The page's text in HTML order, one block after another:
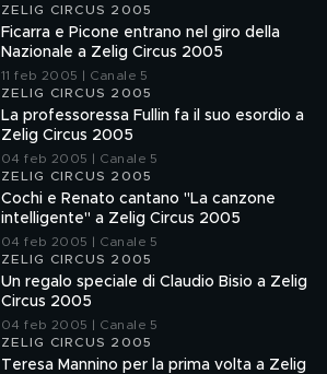
ZELIG CIRCUS 2005
Ficarra e Picone entrano nel giro della
Nazionale a Zelig Circus 2005
11 feb 2005 | Canale 5
ZELIG CIRCUS 2005
La professoressa Fullin fa il suo esordio a
Zelig Circus 2005
04 feb 2005 | Canale 5
ZELIG CIRCUS 2005
Cochi e Renato cantano "La canzone
intelligente" a Zelig Circus 2005
04 feb 2005 | Canale 5
ZELIG CIRCUS 2005
Un regalo speciale di Claudio Bisio a Zelig
Circus 2005
04 feb 2005 | Canale 5
ZELIG CIRCUS 2005
Teresa Mannino per la prima volta a Zelig